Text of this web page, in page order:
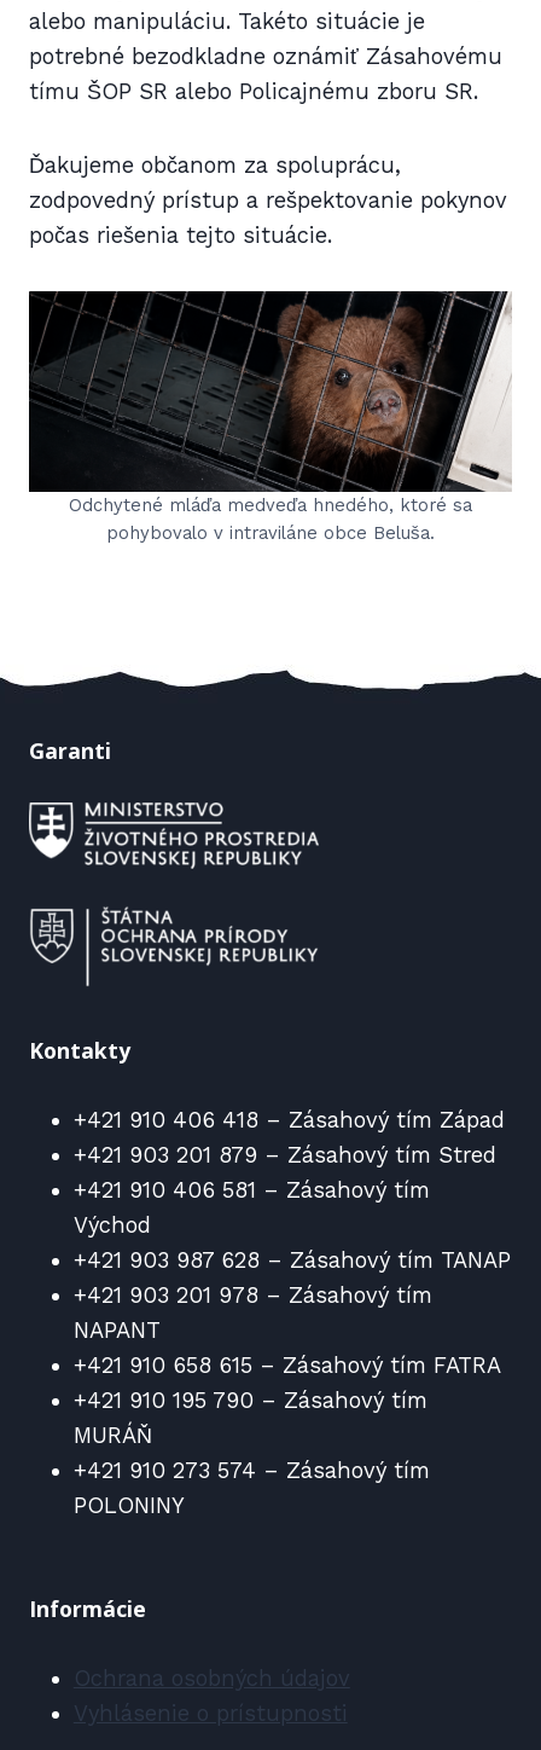
alebo manipuláciu. Takéto situácie je
potrebné bezodkladne oznámiť Zásahovému
tímu ŠOP SR alebo Policajnému zboru SR.
Ďakujeme občanom za spoluprácu,
zodpovedný prístup a rešpektovanie pokynov
počas riešenia tejto situácie.
Odchytené mláďa medveďa hnedého, ktoré sa
pohybovalo v intraviláne obce Beluša.
Garanti
Kontakty
+421 910 406 418 – Zásahový tím Západ
+421 903 201 879 – Zásahový tím Stred
+421 910 406 581 – Zásahový tím
Východ
+421 903 987 628 – Zásahový tím TANAP
+421 903 201 978 – Zásahový tím
NAPANT
+421 910 658 615 – Zásahový tím FATRA
+421 910 195 790 – Zásahový tím
MURÁŇ
+421 910 273 574 – Zásahový tím
POLONINY
Informácie
Ochrana osobných údajov
Vyhlásenie o prístupnosti